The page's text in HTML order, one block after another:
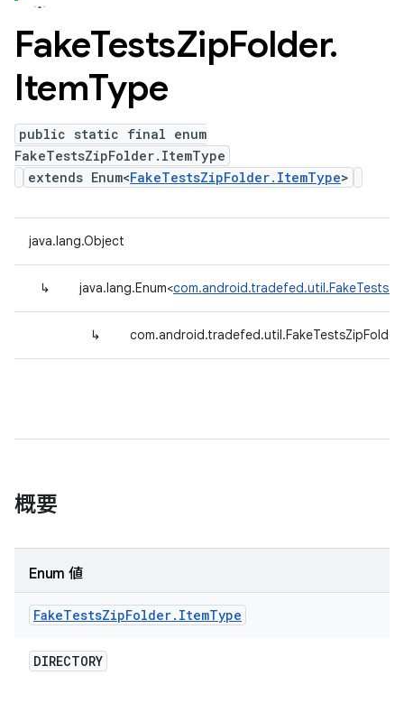
FakeTestsZipFolder.
ItemType
public static final enum
FakeTestsZipFolder.ItemType
extends Enum<FakeTestsZipFolder.ItemType>
java.lang.Object
↳ java.lang.Enum<
↳
概要
Enum 値
FakeTestsZipFolder. ItemType
DIRECTORY